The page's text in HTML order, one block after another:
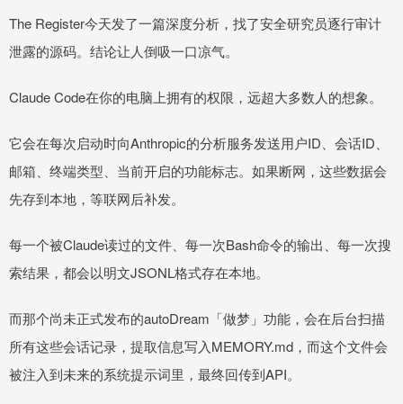
The Register今天发了一篇深度分析，找了安全研究员逐行审计
泄露的源码。结论让人倒吸一口凉气。
Claude Code在你的电脑上拥有的权限，远超大多数人的想象。
它会在每次启动时向Anthropic的分析服务发送用户ID、会话ID、
邮箱、终端类型、当前开启的功能标志。如果断网，这些数据会
先存到本地，等联网后补发。
每一个被Claude读过的文件、每一次Bash命令的输出、每一次搜
索结果，都会以明文JSONL格式存在本地。
而那个尚未正式发布的autoDream「做梦」功能，会在后台扫描
所有这些会话记录，提取信息写入MEMORY.md，而这个文件会
被注入到未来的系统提示词里，最终回传到API。